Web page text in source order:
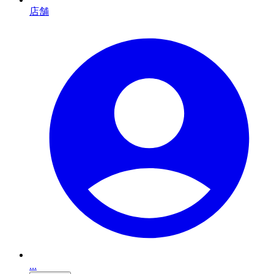
店舗
...